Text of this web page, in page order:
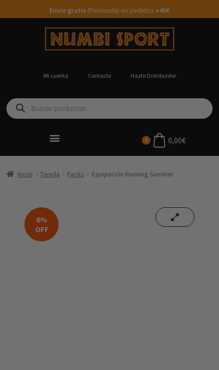
Envío gratis (Península) en pedidos +40€
Mi cuenta Contacto Hazte Distribuidor
0 0,00€
Inicio Tienda Packs Equipación Running Summer
6%
OFF